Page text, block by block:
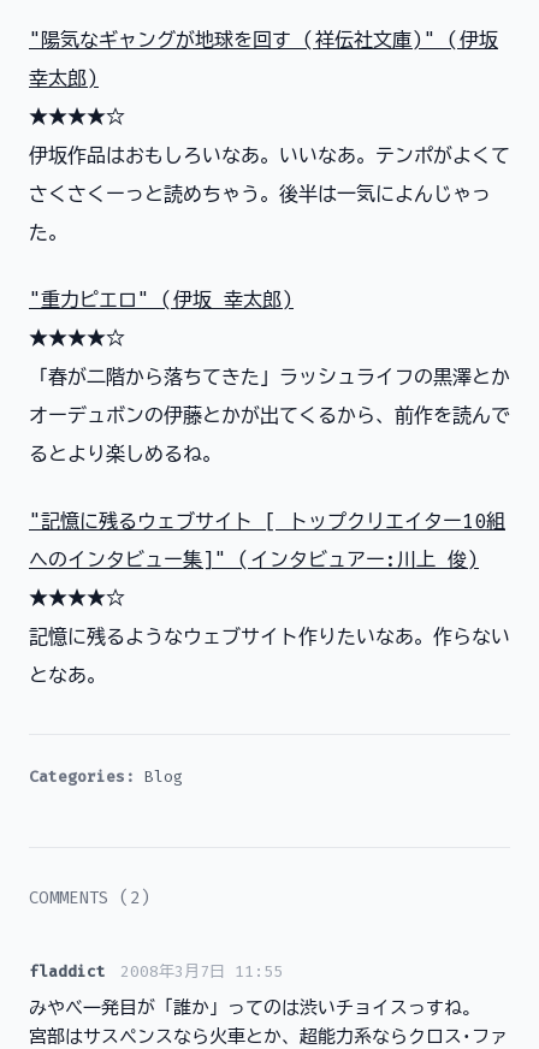
"陽気なギャングが地球を回す (祥伝社文庫)" (伊坂
幸太郎)
★★★★☆
伊坂作品はおもしろいなあ。いいなあ。テンポがよくて
さくさくーっと読めちゃう。後半は一気によんじゃっ
た。
"重力ピエロ" (伊坂 幸太郎)
★★★★☆
「春が二階から落ちてきた」ラッシュライフの黒澤とか
オーデュボンの伊藤とかが出てくるから、前作を読んで
るとより楽しめるね。
"記憶に残るウェブサイト [ トップクリエイター10組
へのインタビュー集]" (インタビュアー:川上 俊)
★★★★☆
記憶に残るようなウェブサイト作りたいなあ。作らない
となあ。
Categories: Blog
COMMENTS (2)
fladdict 2008年3月7日 11:55
みやべ一発目が「誰か」ってのは渋いチョイスっすね。
宮部はサスペンスなら火車とか、超能力系ならクロス･ファ